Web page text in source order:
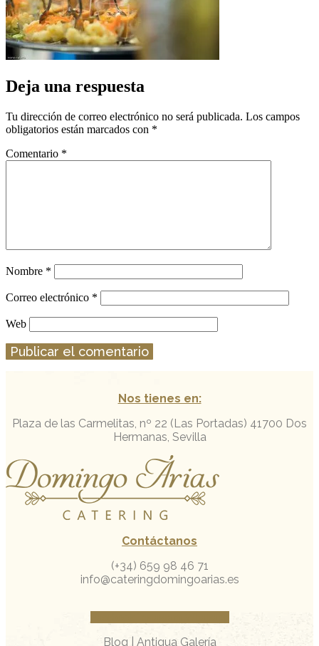
Deja una respuesta
Tu dirección de correo electrónico no será publicada. Los campos
obligatorios están marcados con *
Comentario *
Nombre *
Correo electrónico *
Web
Nos tienes en:
Plaza de las Carmelitas, nº 22 (Las Portadas) 41700 Dos
Hermanas, Sevilla
Contáctanos
(+34) 659 98 46 71
info@cateringdomingoarias.es
Blog Antigua Galería